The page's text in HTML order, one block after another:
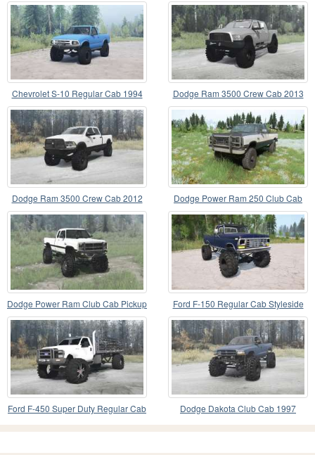
Chevrolet S-10 Regular Cab 1994 Dodge Ram 3500 Crew Cab 2013
Dodge Ram 3500 Crew Cab 2012
Dodge Power Ram 250 Club Cab
1990
Dodge Power Ram Club Cab Pickup
Ford F-150 Regular Cab Styleside
1979
Ford F-450 Super Duty Regular Cab Dodge Dakota Club Cab 1997